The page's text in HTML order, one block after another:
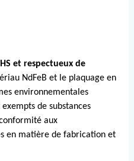
et respectueux de
NdFeB et le plaquage en
environnementales
de substances
aux
en matière de fabrication et